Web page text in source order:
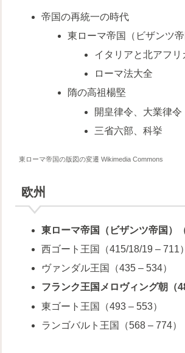
帝国の再統一の時代
東ローマ帝国（ビザンツ
イタリアと北アフリ
ローマ法大全
隋の高祖楊堅
開皇律令、大業律令
三省六部、科挙
東ローマ帝国の版図の変遷 Wikimedia Commons
欧州
東ローマ帝国（ビザンツ帝国）
西ゴート王国（415/18/19 – 711）
ヴァンダル王国（435 – 534）
フランク王国メロヴィング朝（
東ゴート王国（493 – 553）
ランゴバルト王国（568 – 774）